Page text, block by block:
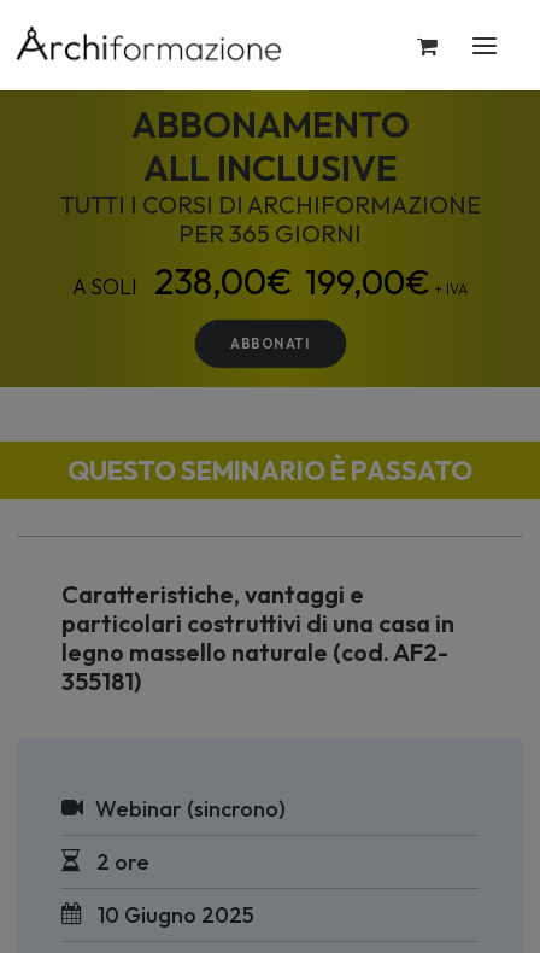
ABBONAMENTO
ALL INCLUSIVE
TUTTI I CORSI DI ARCHIFORMAZIONE
PER 365 GIORNI
199,00€ + IVA
ABBONATI
QUESTO SEMINARIO È PASSATO
Caratteristiche, vantaggi e
particolari costruttivi di una casa in
legno massello naturale (cod. AF2-
355181)
Webinar (sincrono)
2 ore
10 Giugno 2025